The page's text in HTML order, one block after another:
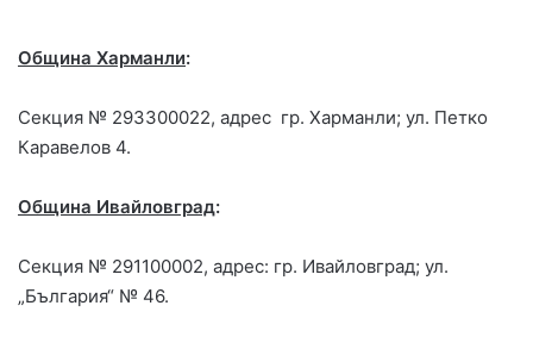
Община Харманли:
Секция № 293300022, адрес гр. Харманли; ул. Петко
Каравелов 4.
Община Ивайловград:
Секция № 291100002, адрес: гр. Ивайловград; ул.
„България“ № 46.